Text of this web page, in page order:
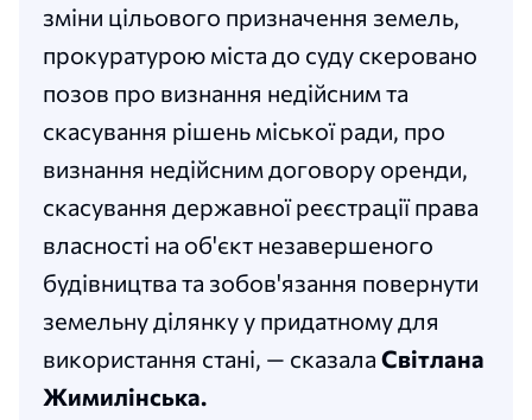
зміни цільового призначення земель,
прокуратурою міста до суду скеровано
позов про визнання недійсним та
скасування рішень міської ради, про
визнання недійсним договору оренди,
скасування державної реєстрації права
власності на об'єкт незавершеного
будівництва та зобов'язання повернути
земельну ділянку у придатному для
використання стані, — сказала Світлана
Жимилінська.